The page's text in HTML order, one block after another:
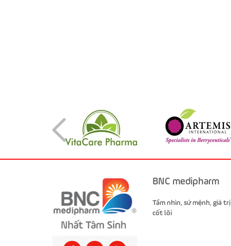
BNC medipharm
Tầm nhìn, sứ mệnh, giá trị
cốt lõi